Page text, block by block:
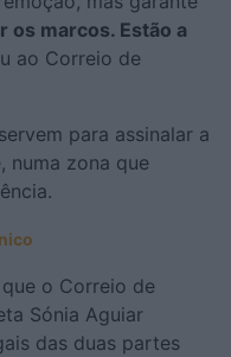
os marcos. Estão a
ao Correio de
para assinalar a
numa zona que
o Correio de
Sónia Aguiar
das duas partes